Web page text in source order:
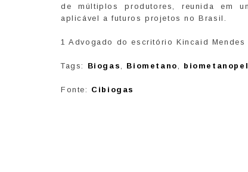
de múltiplos produtores, reunida em
aplicável a futuros projetos no Brasil.
1 Advogado do escritório Kincaid
Tags: Biogas, Biometano,
Fonte: Cibiogas